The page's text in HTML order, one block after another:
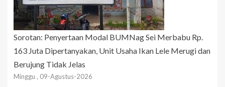
Sorotan: Penyertaan Modal BUMNag Sei Merbabu Rp.
163 Juta Dipertanyakan, Unit Usaha Ikan Lele Merugi dan
Berujung Tidak Jelas
Minggu , 09-Agustus-2026